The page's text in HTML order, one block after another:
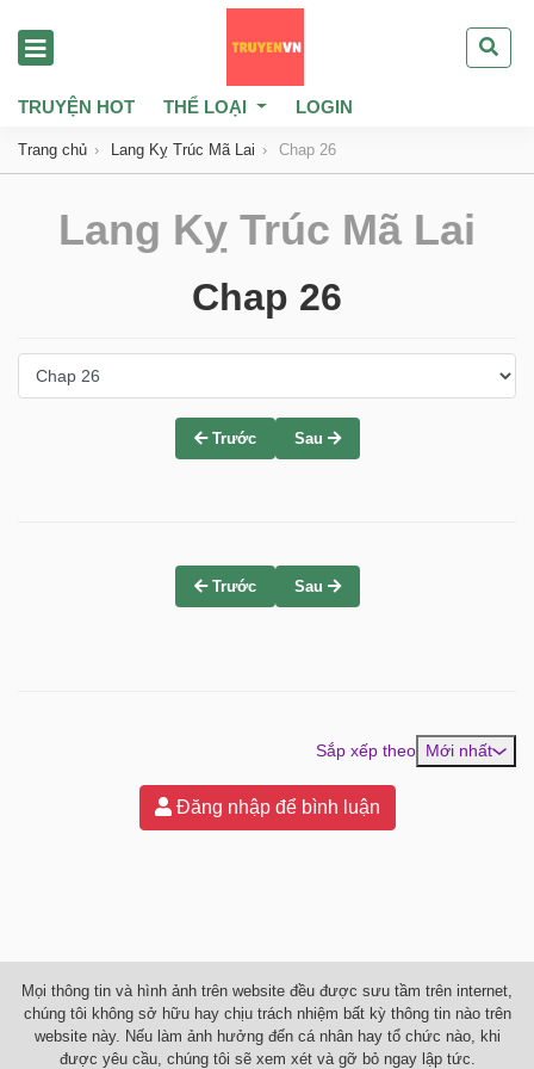
TRUYỆN HOT THỂ LOẠI LOGIN
Trang chủ Lang Kỵ Trúc Mã Lai Chap 26
Lang Kỵ Trúc Mã Lai
Chap 26
Trước Sau
Trước Sau
Sắp xếp theo Mới nhất
Đăng nhập để bình luận
Mọi thông tin và hình ảnh trên website đều được sưu tầm trên internet,
chúng tôi không sở hữu hay chịu trách nhiệm bất kỳ thông tin nào trên
website này. Nếu làm ảnh hưởng đến cá nhân hay tổ chức nào, khi
được yêu cầu, chúng tôi sẽ xem xét và gỡ bỏ ngay lập tức.